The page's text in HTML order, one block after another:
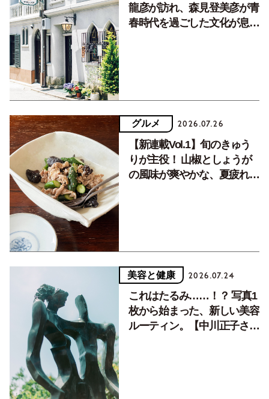
龍彦が訪れ、森見登美彦が青
春時代を過ごした文化が息づ
グルメ 2026.07.26
【新連載Vol.1】旬のきゅう
りが主役！ 山椒としょうが
の風味が爽やかな、夏疲れを
美容と健康 2026.07.24
これはたるみ……！？ 写真1
枚から始まった、新しい美容
ルーティン。【中川正子さん